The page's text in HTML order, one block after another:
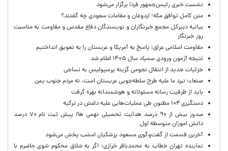
نشست خبری رئیس‌جمهور فردا برگزار می‌شود
متن کامل توافق مکه؛ اردوغان و مقامات سعودی چه گفتند؟
بیانیه دبیرکل مجمع خبرنگاران و نویسندگان دفاع مقدس و مقاومت به مناسبت
روز خبرنگار
مقاومت اسلامی عراق: پاسخ به آمریکا و عربستان را به تعویق انداختیم
نتیجه آزمون ورودی سمپاد سال ۱۴۰۵ اعلام شد
جزئیات جدید از انتقال نجومی گزینه پرسپولیس به نساجی
صنعاء: نبرد ما علیه طرح سلطه‌جویی عربستان است، نه مردم جنوب یمن
باید از ظرفیت رسانه مسئولانه و هوشمندانه بهره گرفت
دستگیری ۱۰۴ مظنون طی عملیات‌هایی علیه داعش در ترکیه
صدور بیش از ۹۰ درصد هدایت تحصیلی نهمی ها/ پیش ثبت نام ۷۰ درصد
دانش اموزان متوسطه اول
آخرین قسمت از گفت‌وگوی مسعود پزشکیان امشب پخش می‌شود
نماینده تهران خطاب به محمدباقر خرازی: اگر به شلاق محکوم شوی حاضرم با